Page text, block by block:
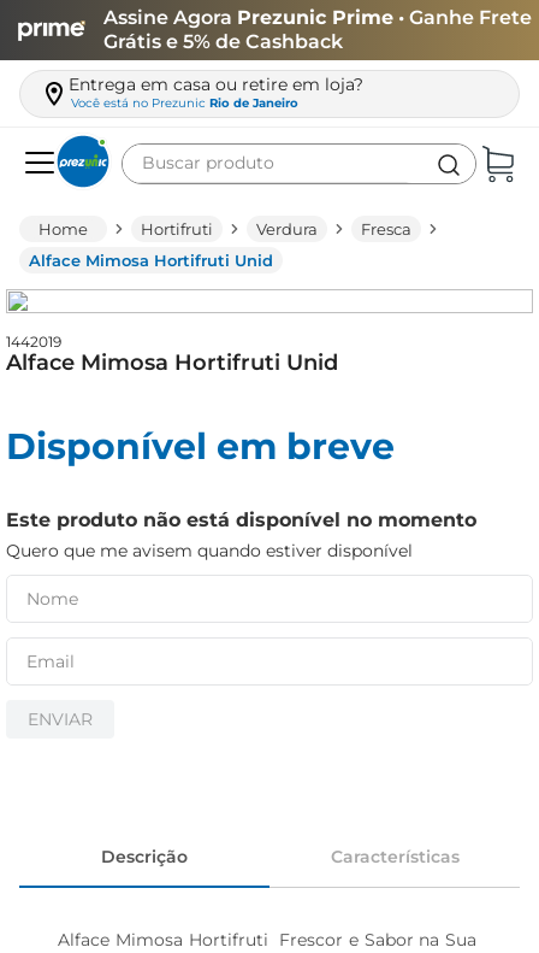
Assine Agora Prezunic Prime • Ganhe Frete
Grátis e 5% de Cashback
Entrega em casa ou retire em loja?
Você está no Prezunic Rio de Janeiro
Buscar produto
Hortifruti Verdura
Fresca
Alface Mimosa Hortifruti Unid
1442019
Alface Mimosa Hortifruti Unid
Disponível em breve
Este produto não está disponível no momento
Quero que me avisem quando estiver disponível
ENVIAR
Descrição Características
Alface Mimosa Hortifruti  Frescor e Sabor na Sua
leite
queijo
azeite
papel higiênico
cerveja